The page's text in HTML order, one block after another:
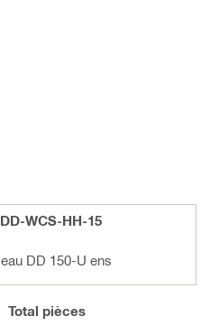
WCS-HH-15
DD 150-U ens
Total pièces